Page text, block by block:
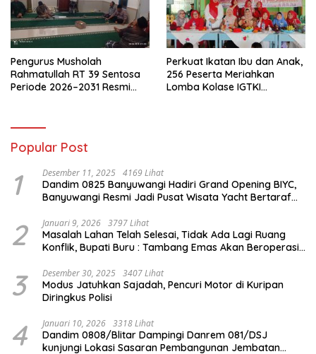
Pengurus Musholah
Rahmatullah RT 39 Sentosa
Periode 2026–2031 Resmi
Perkuat Ikatan Ibu dan Anak,
256 Peserta Meriahkan
Lomba Kolase IGTKI
Popular Post
1 Desember 11, 2025 4169 Lihat
Dandim 0825 Banyuwangi Hadiri Grand Opening BIYC,
Banyuwangi Resmi Jadi Pusat Wisata Yacht Bertaraf
2 Januari 9, 2026 3797 Lihat
Masalah Lahan Telah Selesai, Tidak Ada Lagi Ruang
Konflik, Bupati Buru : Tambang Emas Akan Beroperasi
3 Desember 30, 2025 3407 Lihat
Modus Jatuhkan Sajadah, Pencuri Motor di Kuripan
Diringkus Polisi
4 Januari 10, 2026 3318 Lihat
Dandim 0808/Blitar Dampingi Danrem 081/DSJ
kunjungi Lokasi Sasaran Pembangunan Jembatan